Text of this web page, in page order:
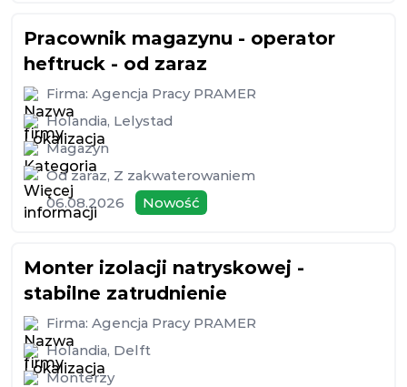
Pracownik magazynu - operator
heftruck - od zaraz
Firma: Agencja Pracy PRAMER
Holandia, Lelystad
Magazyn
Od zaraz, Z zakwaterowaniem
06.08.2026
Nowość
Monter izolacji natryskowej -
stabilne zatrudnienie
Firma: Agencja Pracy PRAMER
Holandia, Delft
Monterzy